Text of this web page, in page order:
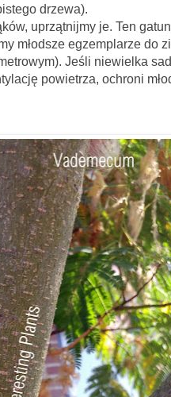
drzewa).
je. Ten gatunek
młodsze egzemplarze do
Jeśli niewielka
powietrza, ochroni